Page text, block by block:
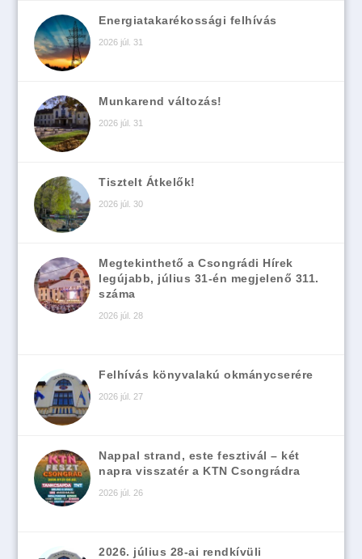
Energiatakarékossági felhívás
2026 júl. 31
Munkarend változás!
2026 júl. 31
Tisztelt Átkelők!
2026 júl. 30
Megtekinthető a Csongrádi Hírek
legújabb, július 31-én megjelenő 311.
száma
2026 júl. 28
Felhívás könyvalakú okmánycserére
2026 júl. 27
Nappal strand, este fesztivál – két
napra visszatér a KTN Csongrádra
2026 júl. 26
2026. július 28-ai rendkívüli